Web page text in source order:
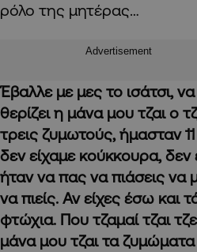
ρόλο της μητέρας…
Advertisement
Έβαλλε με μες το ισάτσι,
θερίζει η μάνα μου τζαι ο
τρεις ζυμωτούς, ήμασταν
δεν είχαμε κούκκουρα, δεν
ήταν να πας να πιάσεις να
να πιείς. Αν είχες έσω και
φτώχια. Που τζαμαί τζαι
μάνα μου τζαι τα ζυμώματα